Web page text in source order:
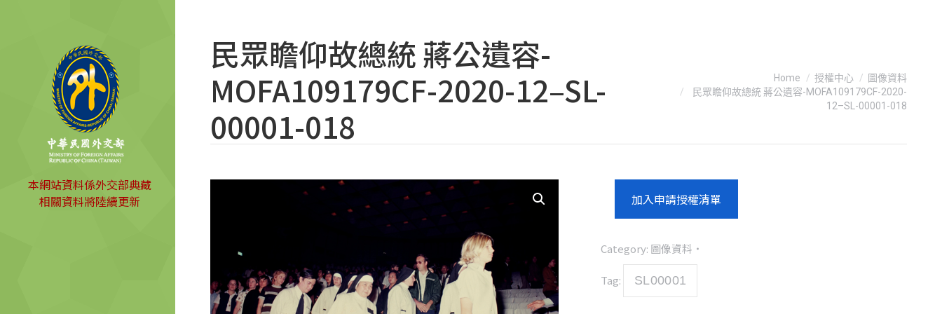
本網站資料係外交部典藏
相關資料將陸續更新
民眾瞻仰故總統 蔣公遺容-
MOFA109179CF-2020-12–SL-
00001-018
Home 授權中心
圖像資料
民眾瞻仰故總統 蔣公遺容-MOFA109179CF-2020-
12–SL-00001-018
加入申請授權清單
Category: 圖像資料
Tag: SL00001